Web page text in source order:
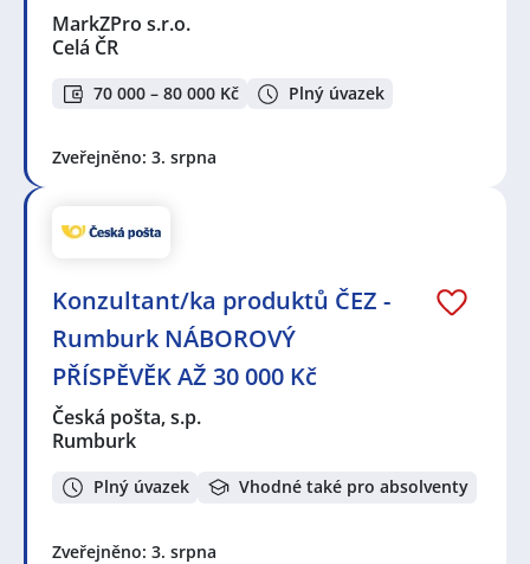
MarkZPro s.r.o.
Celá ČR
70 000 – 80 000 Kč Plný úvazek
Zveřejněno: 3. srpna
Konzultant/ka produktů ČEZ -
Rumburk NÁBOROVÝ
PŘÍSPĚVĚK AŽ 30 000 Kč
Česká pošta, s.p.
Rumburk
Plný úvazek Vhodné také pro absolventy
Zveřejněno: 3. srpna